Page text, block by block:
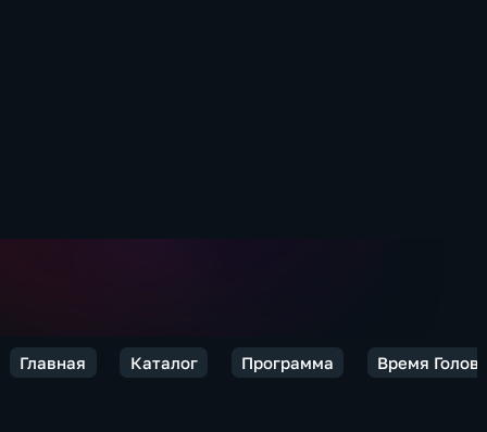
Главная Каталог Программа Время